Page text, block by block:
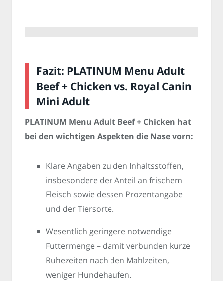
Fazit: PLATINUM Menu Adult
Beef + Chicken vs. Royal Canin
Mini Adult
PLATINUM Menu Adult Beef + Chicken hat
bei den wichtigen Aspekten die Nase vorn:
Klare Angaben zu den Inhaltsstoffen,
insbesondere der Anteil an frischem
Fleisch sowie dessen Prozentangabe
und der Tiersorte.
Wesentlich geringere notwendige
Futtermenge – damit verbunden kurze
Ruhezeiten nach den Mahlzeiten,
weniger Hundehaufen.